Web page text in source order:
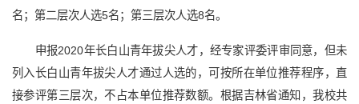
名；第二层次人选5名；第三层次人选8名。
申报2020年长白山青年拔尖人才，经专家评委评审同意，但未
列入长白山青年拔尖人才通过人选的，可按所在单位推荐程序，直
接参评第三层次，不占本单位推荐数额。根据吉林省通知，我校共